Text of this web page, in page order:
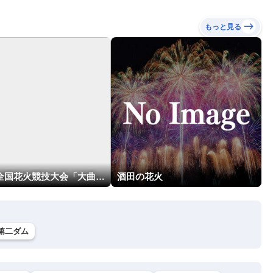
もっと見る
第98回全国花火競技大会「大曲の花火」 酒田の花火
二ダム